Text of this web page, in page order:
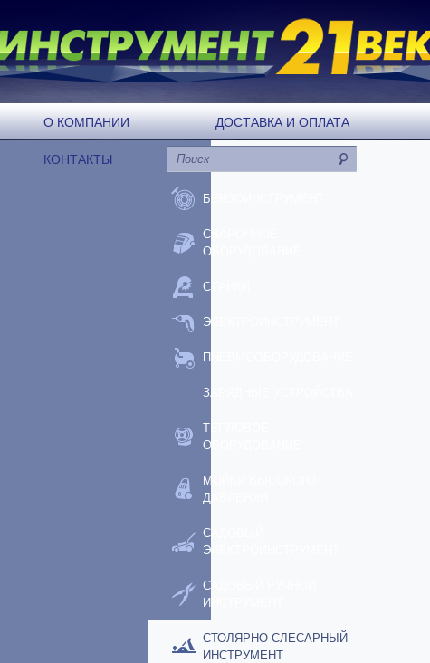
О КОМПАНИИ ДОСТАВКА И ОПЛАТА
КОНТАКТЫ
БЕНЗОИНСТРУМЕНТ
СВАРОЧНОЕ
ОБОРУДОВАНИЕ
СТАНКИ
ЭЛЕКТРОИНСТРУМЕНТ
ПНЕВМООБОРУДОВАНИЕ
ЗАРЯДНЫЕ УСТРОЙСТВА
ТЕПЛОВОЕ
ОБОРУДОВАНИЕ
МОЙКИ ВЫСОКОГО
ДАВЛЕНИЯ
САДОВЫЙ
ЭЛЕКТРОИНСТРУМЕНТ
САДОВЫЙ РУЧНОЙ
ИНСТРУМЕНТ
СТОЛЯРНО-СЛЕСАРНЫЙ
ИНСТРУМЕНТ